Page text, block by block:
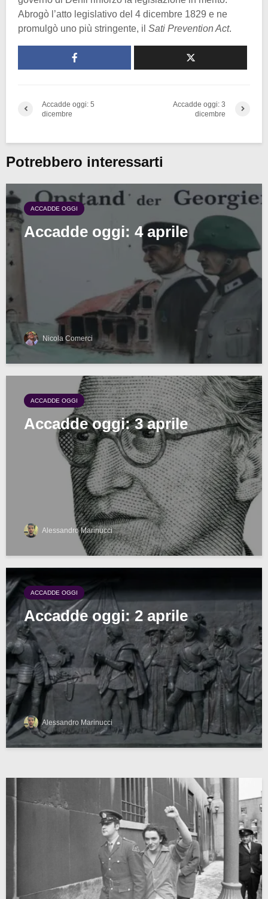
Abrogò l’atto legislativo del 4 dicembre 1829 e ne
promulgò uno più stringente, il Sati Prevention Act.
Accadde oggi: 5
dicembre
Accadde oggi: 3
dicembre
Potrebbero interessarti
ACCADDE OGGI
Accadde oggi: 4 aprile
Nicola Comerci
ACCADDE OGGI
Accadde oggi: 3 aprile
Alessandro Marinucci
ACCADDE OGGI
Accadde oggi: 2 aprile
Alessandro Marinucci